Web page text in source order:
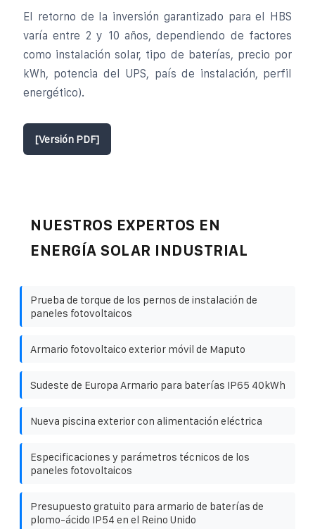
El retorno de la inversión garantizado para el HBS
varía entre 2 y 10 años, dependiendo de factores
como instalación solar, tipo de baterías, precio por
kWh, potencia del UPS, país de instalación, perfil
energético).
[Versión PDF]
NUESTROS EXPERTOS EN
ENERGÍA SOLAR INDUSTRIAL
Prueba de torque de los pernos de instalación de
paneles fotovoltaicos
Armario fotovoltaico exterior móvil de Maputo
Sudeste de Europa Armario para baterías IP65 40kWh
Nueva piscina exterior con alimentación eléctrica
Especificaciones y parámetros técnicos de los
paneles fotovoltaicos
Presupuesto gratuito para armario de baterías de
plomo-ácido IP54 en el Reino Unido